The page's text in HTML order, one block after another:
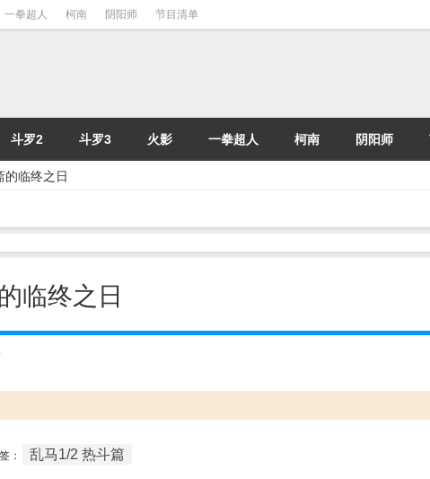
一拳超人 柯南 阴阳师 节目清单
斗罗2 斗罗3 火影 一拳超人 柯南 阴阳师
的临终之日
临终之日
： 乱马1/2 热斗篇